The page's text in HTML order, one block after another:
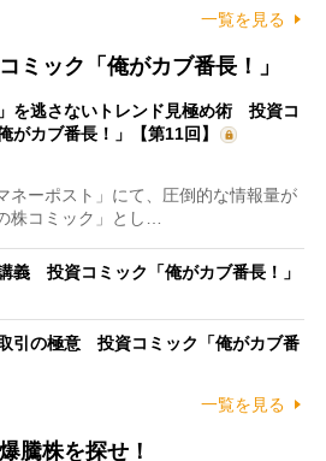
一覧を見る
ミック「俺がカブ番長！」
」を逃さないトレンド見極め術 投資コ
がカブ番長！」【第11回】
ーポスト」にて、圧倒的な情報量が
株コミック」とし…
義 投資コミック「俺がカブ番長！」
引の極意 投資コミック「俺がカブ番
一覧を見る
騰株を探せ！